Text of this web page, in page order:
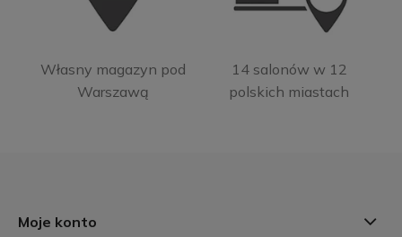
Własny magazyn pod
Warszawą
14 salonów w 12
polskich miastach
Moje konto